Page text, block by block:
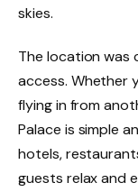
skies.
The location was
access. Whether
flying in from
Palace is simple
hotels,
guests relax and